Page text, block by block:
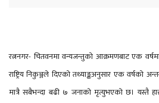
रत्ननगर- चितवनमा वन्यजन्तुको आक्रमणबाट एक
राष्ट्रिय निकुञ्जले दिएको तथ्याङ्कअनुसार एक वर्षको
मात्रै सबैभन्दा बढी ७ जनाको मृत्युभएको छ। यस्तै